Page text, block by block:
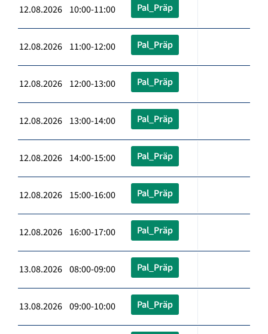
12.08.2026 10:00-11:00 Pal_Präp
12.08.2026 11:00-12:00 Pal_Präp
12.08.2026 12:00-13:00 Pal_Präp
12.08.2026 13:00-14:00 Pal_Präp
12.08.2026 14:00-15:00 Pal_Präp
12.08.2026 15:00-16:00 Pal_Präp
12.08.2026 16:00-17:00 Pal_Präp
13.08.2026 08:00-09:00 Pal_Präp
13.08.2026 09:00-10:00 Pal_Präp